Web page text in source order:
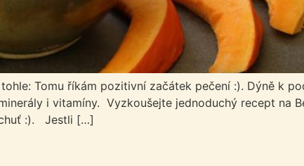
Tomu říkám pozitivní začátek pečení :). Dýně k
i vitamíny. Vyzkoušejte jednoduchý recept na
chuť :). Jestli […]